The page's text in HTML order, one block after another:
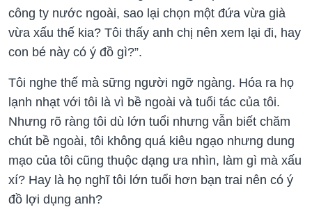
công ty nước ngoài, sao lại chọn một đứa vừa già
vừa xấu thế kia? Tôi thấy anh chị nên xem lại đi, hay
con bé này có ý đồ gì?”.
Tôi nghe thế mà sững người ngỡ ngàng. Hóa ra họ
lạnh nhạt với tôi là vì bề ngoài và tuổi tác của tôi.
Nhưng rõ ràng tôi dù lớn tuổi nhưng vẫn biết chăm
chút bề ngoài, tôi không quá kiêu ngạo nhưng dung
mạo của tôi cũng thuộc dạng ưa nhìn, làm gì mà xấu
xí? Hay là họ nghĩ tôi lớn tuổi hơn bạn trai nên có ý
đồ lợi dụng anh?